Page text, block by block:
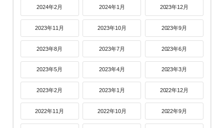
2024年2月 2024年1月 2023年12月
2023年11月 2023年10月 2023年9月
2023年8月 2023年7月 2023年6月
2023年5月 2023年4月 2023年3月
2023年2月 2023年1月 2022年12月
2022年11月 2022年10月 2022年9月